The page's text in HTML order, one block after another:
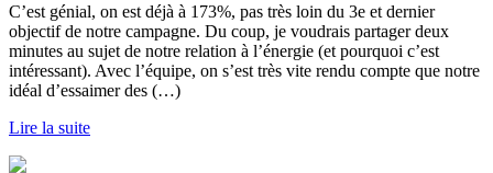
C’est génial, on est déjà à 173%, pas très loin du 3e et dernier
objectif de notre campagne. Du coup, je voudrais partager deux
minutes au sujet de notre relation à l’énergie (et pourquoi c’est
intéressant). Avec l’équipe, on s’est très vite rendu compte que notre
idéal d’essaimer des (…)
Lire la suite